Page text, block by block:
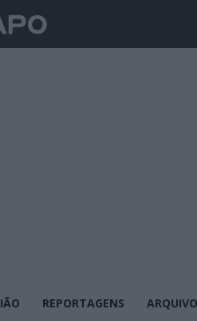
REPORTAGENS ARQUIVO